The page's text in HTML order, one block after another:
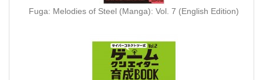
Fuga: Melodies of Steel (Manga): Vol. 7 (English Edition)